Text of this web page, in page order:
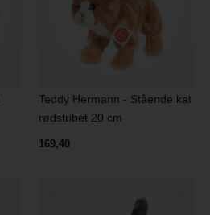
Teddy Hermann - Stående kat
rødstribet 20 cm
169,40